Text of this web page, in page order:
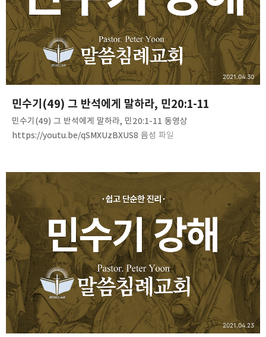
민수기(49) 그 반석에게 말하라, 민20:1-11
2021.04.30
민수기(49) 그 반석에게 말하라, 민20:1-11 동영상
https://youtu.be/qSMXUzBXUS8 음성 파일
2021.04.23